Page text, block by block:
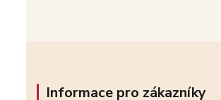
Informace pro zákazníky